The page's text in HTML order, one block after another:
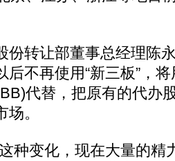
转让部董事总经理陈永
后不再使用“新三板”，
代替，把原有的代办
。
变化，现在大量的精